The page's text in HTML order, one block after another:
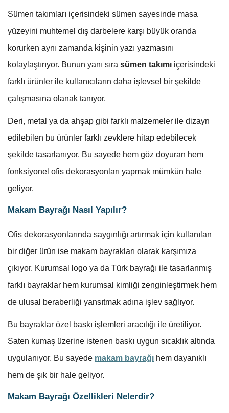
Sümen takımları içerisindeki sümen sayesinde masa
yüzeyini muhtemel dış darbelere karşı büyük oranda
korurken aynı zamanda kişinin yazı yazmasını
kolaylaştırıyor. Bunun yanı sıra sümen takımı içerisindeki
farklı ürünler ile kullanıcıların daha işlevsel bir şekilde
çalışmasına olanak tanıyor.
Deri, metal ya da ahşap gibi farklı malzemeler ile dizayn
edilebilen bu ürünler farklı zevklere hitap edebilecek
şekilde tasarlanıyor. Bu sayede hem göz doyuran hem
fonksiyonel ofis dekorasyonları yapmak mümkün hale
geliyor.
Makam Bayrağı Nasıl Yapılır?
Ofis dekorasyonlarında saygınlığı artırmak için kullanılan
bir diğer ürün ise makam bayrakları olarak karşımıza
çıkıyor. Kurumsal logo ya da Türk bayrağı ile tasarlanmış
farklı bayraklar hem kurumsal kimliği zenginleştirmek hem
de ulusal beraberliği yansıtmak adına işlev sağlıyor.
Bu bayraklar özel baskı işlemleri aracılığı ile üretiliyor.
Saten kumaş üzerine istenen baskı uygun sıcaklık altında
uygulanıyor. Bu sayede makam bayrağı hem dayanıklı
hem de şık bir hale geliyor.
Makam Bayrağı Özellikleri Nelerdir?